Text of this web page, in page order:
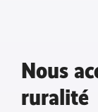
Nous
ruralité